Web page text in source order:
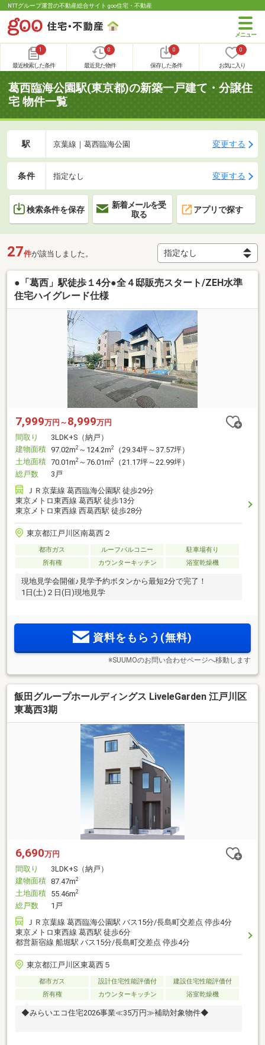
NTTグループ運営の不動産総合サイト goo住宅・不動産
1
最近検索した条件
0
最近見た物件
0
保存した条件
0
お気に入り
葛西臨海公園駅(東京都)の新築一戸建て・分譲住
宅 物件一覧
駅 京葉線｜葛西臨海公園 変更する
条件 指定なし 変更する
検索条件を保存
新着メールを受
取る
アプリで探す
27件が該当しました。
●「葛西」駅徒歩１4分●全４邸販売スタート/ZEH水準
住宅ハイグレード仕様
7,999万円～ 8,999万円
間取り
3LDK+S（納戸）
建物面積 97.02m2 ～124.2m2
（29.34坪～37.57坪）
土地面積 70.01m2 ～76.01m2
（21.17坪～22.99坪）
総戸数
3戸
ＪＲ京葉線 葛西臨海公園駅 徒歩29分
東京メトロ東西線 葛西駅 徒歩13分
東京メトロ東西線 西葛西駅 徒歩28分
東京都江戸川区南葛西２
都市ガス ルーフバルコニー
駐車場有り
所有権
カウンターキッチン 浴室乾燥機
現地見学会開催♪見学予約ボタンから最短2分で完了！
1日(土)２日(日)現地見学
資料をもらう(無料)
※SUUMOのお問い合わせページへ移動します
飯田グループホールディングス LiveleGarden 江戸川区
東葛西3期
6,690万円
間取り
3LDK+S（納戸）
建物面積 87.47m2
土地面積 55.46m2
総戸数
1戸
ＪＲ京葉線 葛西臨海公園駅 バス15分/長島町交差点 停歩4分
東京メトロ東西線 葛西駅 徒歩6分
都営新宿線 船堀駅 バス15分/長島町交差点 停歩4分
東京都江戸川区東葛西５
都市ガス 設計住宅性能評価付
建設住宅性能評価付
所有権
カウンターキッチン 浴室乾燥機
◆みらいエコ住宅2026事業≪35万円≫補助対象物件◆